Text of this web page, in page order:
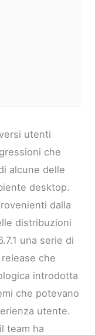
utenti
che
alcune delle
desktop.
dalla
distribuzioni
una serie di
che
introdotta
che potevano
utente.
team ha